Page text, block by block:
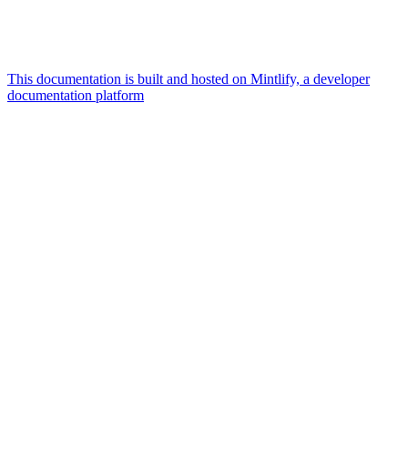
This documentation is built and hosted on Mintlify, a developer
documentation platform